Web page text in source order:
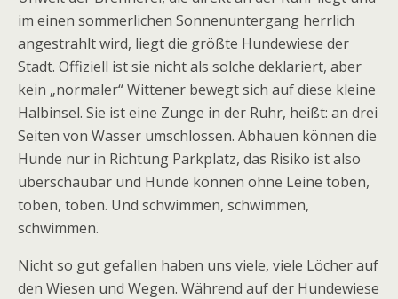
im einen sommerlichen Sonnenuntergang herrlich
angestrahlt wird, liegt die größte Hundewiese der
Stadt. Offiziell ist sie nicht als solche deklariert, aber
kein „normaler“ Wittener bewegt sich auf diese kleine
Halbinsel. Sie ist eine Zunge in der Ruhr, heißt: an drei
Seiten von Wasser umschlossen. Abhauen können die
Hunde nur in Richtung Parkplatz, das Risiko ist also
überschaubar und Hunde können ohne Leine toben,
toben, toben. Und schwimmen, schwimmen,
schwimmen.
Nicht so gut gefallen haben uns viele, viele Löcher auf
den Wiesen und Wegen. Während auf der Hundewiese